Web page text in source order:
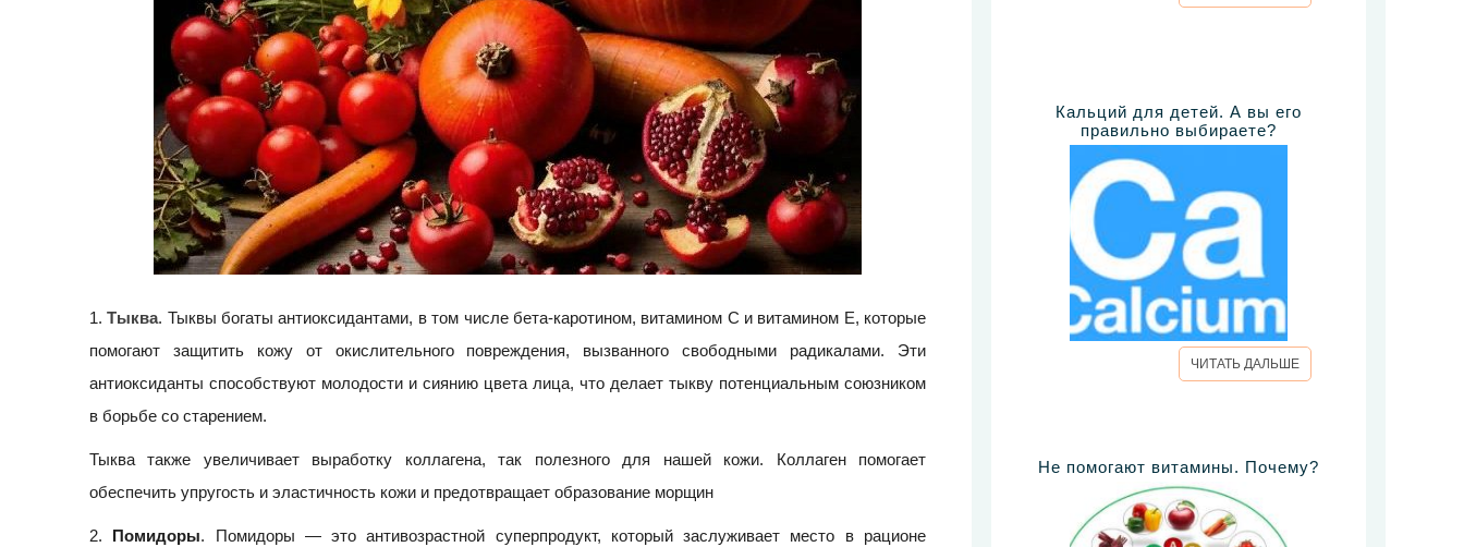
1.Тыква. Тыквы богаты антиоксидантами, в том числе бета-каротином, витамином С и витамином Е, которые
помогают защитить кожу от окислительного повреждения, вызванного свободными радикалами. Эти
антиоксиданты способствуют молодости и сиянию цвета лица, что делает тыкву потенциальным союзником
в борьбе со старением.
Тыква также увеличивает выработку коллагена, так полезного для нашей кожи. Коллаген помогает
обеспечить упругость и эластичность кожи и предотвращает образование морщин
2. Помидоры. Помидоры — это антивозрастной суперпродукт, который заслуживает место в рационе
Кальций для детей. А вы его
правильно выбираете?
ЧИТАТЬ ДАЛЬШЕ
Не помогают витамины. Почему?